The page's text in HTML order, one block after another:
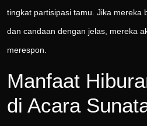
tingkat partisipasi tamu. Jika mereka
dan candaan dengan jelas, mereka
merespon.
Manfaat
di Acara